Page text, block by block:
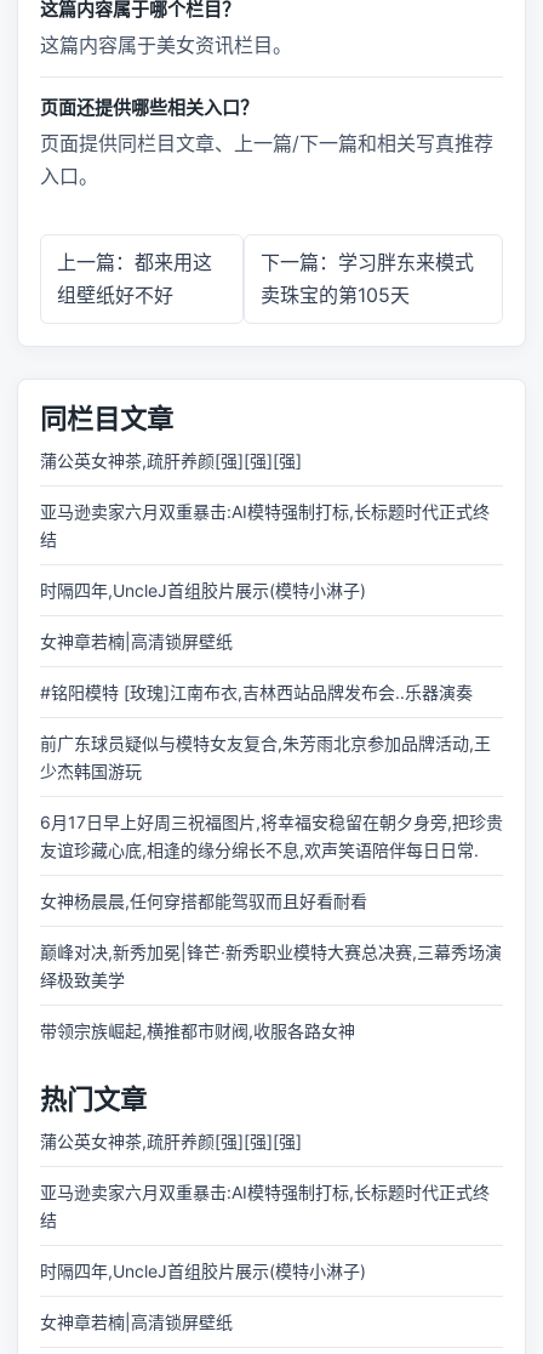
这篇内容属于哪个栏目？
这篇内容属于美女资讯栏目。
页面还提供哪些相关入口？
页面提供同栏目文章、上一篇/下一篇和相关写真推荐
入口。
上一篇：都来用这
组壁纸好不好
下一篇：学习胖东来模式
卖珠宝的第105天
同栏目文章
蒲公英女神茶,疏肝养颜[强][强][强]
亚马逊卖家六月双重暴击:AI模特强制打标,长标题时代正式终
结
时隔四年,UncleJ首组胶片展示(模特小淋子)
女神章若楠|高清锁屏壁纸
#铭阳模特 [玫瑰]江南布衣,吉林西站品牌发布会..乐器演奏
前广东球员疑似与模特女友复合,朱芳雨北京参加品牌活动,王
少杰韩国游玩
6月17日早上好周三祝福图片,将幸福安稳留在朝夕身旁,把珍贵
友谊珍藏心底,相逢的缘分绵长不息,欢声笑语陪伴每日日常.
女神杨晨晨,任何穿搭都能驾驭而且好看耐看
巅峰对决,新秀加冕|锋芒·新秀职业模特大赛总决赛,三幕秀场演
绎极致美学
带领宗族崛起,横推都市财阀,收服各路女神
热门文章
蒲公英女神茶,疏肝养颜[强][强][强]
亚马逊卖家六月双重暴击:AI模特强制打标,长标题时代正式终
结
时隔四年,UncleJ首组胶片展示(模特小淋子)
女神章若楠|高清锁屏壁纸